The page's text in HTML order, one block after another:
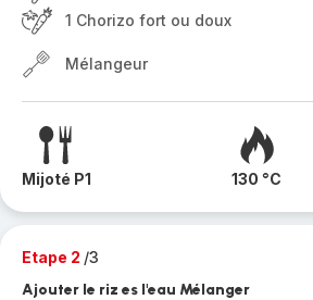
1 Chorizo fort ou doux
Mélangeur
Mijoté P1 130 °C
Etape 2 /3
Ajouter le riz es l'eau Mélanger